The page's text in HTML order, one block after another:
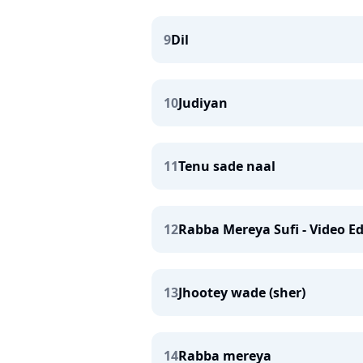
9Dil
10Judiyan
11Tenu sade naal
12Rabba Mereya Sufi - Video
13Jhootey wade (sher)
14Rabba mereya